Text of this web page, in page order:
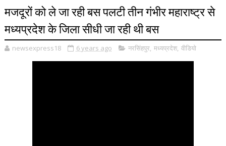
मजदूरों को ले जा रही बस पलटी तीन गंभीर महाराष्ट्र से
मध्यप्रदेश के जिला सीधी जा रही थी बस
newsexpress18 6 years ago नरसिंहपुर, मध्यप्रदेश, वीडियो